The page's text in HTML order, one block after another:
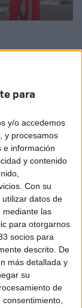
para
y/o accedemos
y procesamos
e información
y contenido
Con su
datos de
mediante las
para otorgarnos
socios para
descrito. De
más detallada y
su
de
ha
de
con la
en esta
Ciudad
hípico en la
del
vez de una